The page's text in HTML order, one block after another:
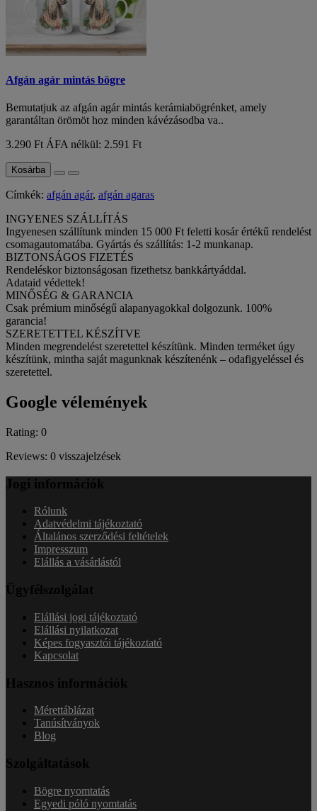
Afgán agár mintás bögre
Bemutatjuk az afgán agár mintás kerámiabögrénket, amely
garantáltan örömöt hoz minden kávézásodba va..
3.290 Ft ÁFA nélkül: 2.591 Ft
Kosárba
Címkék: afgán agár, afgán agaras
INGYENES SZÁLLÍTÁS
Ingyenesen szállítunk minden 15 000 Ft feletti kosár értékű rendelést
csomagautomatába. Gyártás és szállítás: 1-2 munkanap.
BIZTONSÁGOS FIZETÉS
Rendeléskor biztonságosan fizethetsz bankkártyáddal.
Adataid védettek!
MINŐSÉG & GARANCIA
Csak prémium minőségű alapanyagokkal dolgozunk. 100%
garancia!
SZERETETTEL KÉSZÍTVE
Minden megrendelést szeretettel készítünk. Minden terméket úgy
készítünk, mintha saját magunknak készítenénk – odafigyeléssel és
szeretettel.
Google vélemények
Rating: 0
Reviews: 0 visszajelzések
Jogi információk
Rólunk
Adatvédelmi tájékoztató
Általános szerződési feltételek
Impresszum
Elállás a vásárlástól
Ügyfélszolgálat
Elállási jogi tájékoztató
Elállási nyilatkozat
Képes fogyasztói tájékoztató
Kapcsolat
Hasznos információk
Mérettáblázat
Tanúsítványok
Blog
Szolgáltatások
Bögre nyomtatás
Egyedi póló nyomtatás